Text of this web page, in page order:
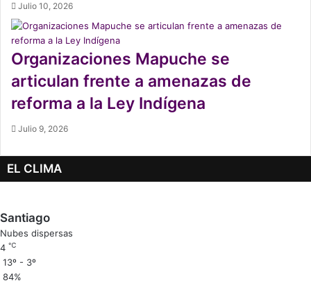
Julio 10, 2026
Organizaciones Mapuche se
articulan frente a amenazas de
reforma a la Ley Indígena
Julio 9, 2026
EL CLIMA
Santiago
Nubes dispersas
4 ℃
13º - 3º
84%